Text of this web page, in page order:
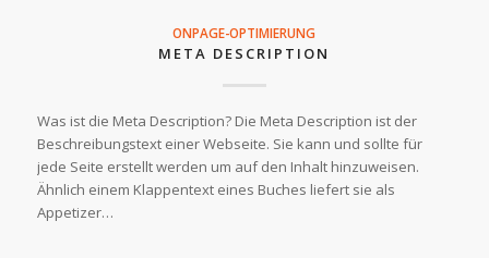
ONPAGE-OPTIMIERUNG
META DESCRIPTION
Was ist die Meta Description? Die Meta Description ist der
Beschreibungstext einer Webseite. Sie kann und sollte für
jede Seite erstellt werden um auf den Inhalt hinzuweisen.
Ähnlich einem Klappentext eines Buches liefert sie als
Appetizer…